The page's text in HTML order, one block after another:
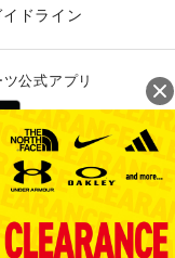
ドライン
公式アプリ